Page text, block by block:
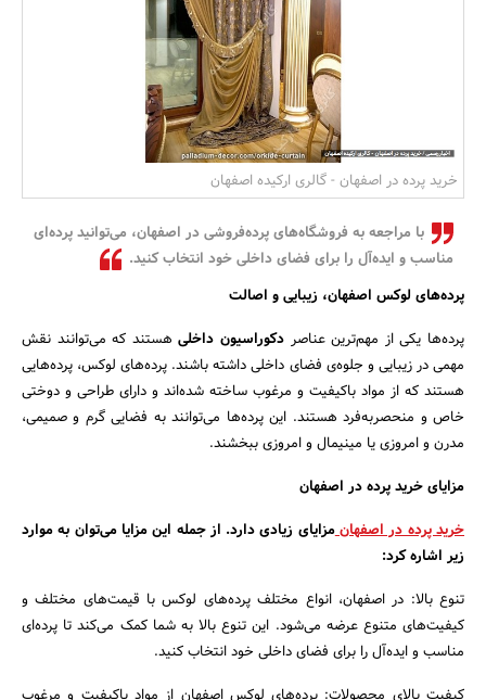
بانک، بیمه و سرمایه
مسکن و ساختمان
خرید پرده در اصفهان - گالری ارکیده اصفهان
با مراجعه به فروشگاه‌های پرده‌فروشی در اصفهان، می‌توانید پرده‌ای
مناسب و ایده‌آل را برای فضای داخلی خود انتخاب کنید.
پرده‌های لوکس اصفهان، زیبایی و اصالت
پرده‌ها یکی از مهم‌ترین عناصر دکوراسیون داخلیهستند که می‌توانند نقش
مهمی در زیبایی و جلوه‌ی فضای داخلی داشته باشند. پرده‌های لوکس، پرده‌هایی
هستند که از مواد باکیفیت و مرغوب ساخته شده‌اند و دارای طراحی و دوختی
خاص و منحصربه‌فرد هستند. این پرده‌ها می‌توانند به فضایی گرم و صمیمی،
مدرن و امروزی یا مینیمال و امروزی ببخشند.
مزایای خرید پرده در اصفهان
خرید پرده در اصفهانمزایای زیادی دارد. از جمله این مزایا می‌توان به موارد
زیر اشاره کرد:
تنوع بالا: در اصفهان، انواع مختلف پرده‌های لوکس با قیمت‌های مختلف و
کیفیت‌های متنوع عرضه می‌شود. این تنوع بالا به شما کمک می‌کند تا پرده‌ای
مناسب و ایده‌آل را برای فضای داخلی خود انتخاب کنید.